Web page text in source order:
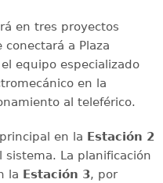
en tres proyectos
a Plaza
equipo especializado
en la
al teleférico.
en la Estación 2
La planificación
la Estación 3, por